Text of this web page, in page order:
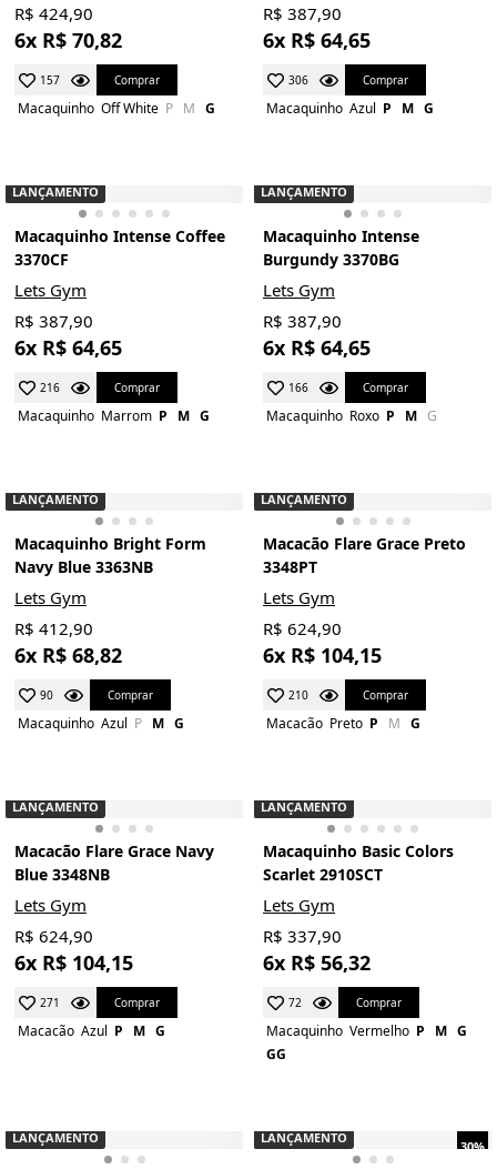
R$ 424,90
6x R$ 70,82
157 Comprar
Macaquinho Off White P M G
R$ 387,90
6x R$ 64,65
306 Comprar
Macaquinho Azul P M G
LANÇAMENTO
Macaquinho Intense Coffee
3370CF
Lets Gym
R$ 387,90
6x R$ 64,65
216 Comprar
Macaquinho Marrom P M G
LANÇAMENTO
Macaquinho Intense
Burgundy 3370BG
Lets Gym
R$ 387,90
6x R$ 64,65
166 Comprar
Macaquinho Roxo P M G
LANÇAMENTO
Macaquinho Bright Form
Navy Blue 3363NB
Lets Gym
R$ 412,90
6x R$ 68,82
90 Comprar
Macaquinho Azul P M G
LANÇAMENTO
Macacão Flare Grace Preto
3348PT
Lets Gym
R$ 624,90
6x R$ 104,15
210 Comprar
Macacão Preto P M G
LANÇAMENTO
Macacão Flare Grace Navy
Blue 3348NB
Lets Gym
R$ 624,90
6x R$ 104,15
271 Comprar
Macacão Azul P M G
LANÇAMENTO
Macaquinho Basic Colors
Scarlet 2910SCT
Lets Gym
R$ 337,90
6x R$ 56,32
72 Comprar
Macaquinho Vermelho P M G
GG
LANÇAMENTO
30%
LANÇAMENTO